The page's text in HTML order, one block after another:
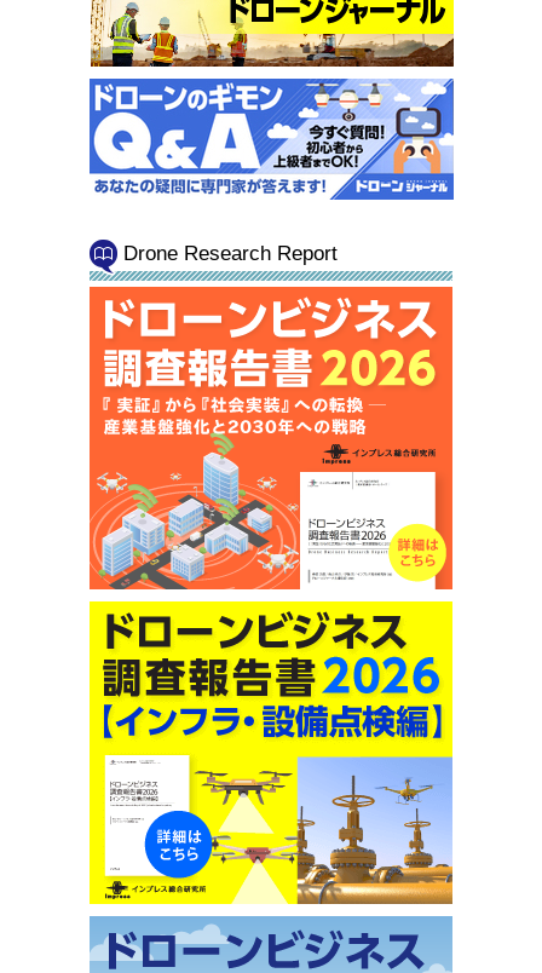
Drone Research Report